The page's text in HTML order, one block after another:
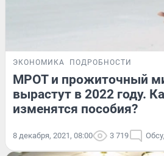
ЭКОНОМИКА ПОДРОБНОСТИ
МРОТ и прожиточный
вырастут в 2022 году.
изменятся пособия?
8 декабря, 2021, 08:00 3 719